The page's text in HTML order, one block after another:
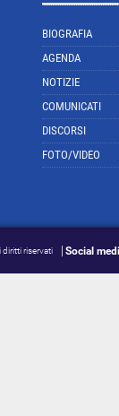
BIOGRAFIA
AGENDA
NOTIZIE
COMUNICATI
DISCORSI
FOTO/VIDEO
riservati Social